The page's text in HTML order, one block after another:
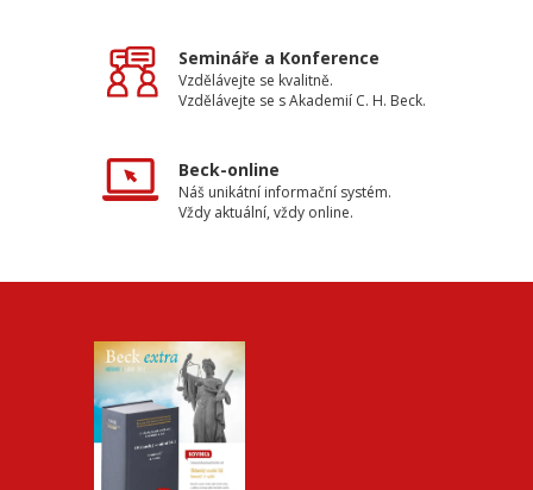
Semináře a Konference
Vzdělávejte se kvalitně.
Vzdělávejte se s Akademií C. H. Beck.
Beck-online
Náš unikátní informační systém.
Vždy aktuální, vždy online.